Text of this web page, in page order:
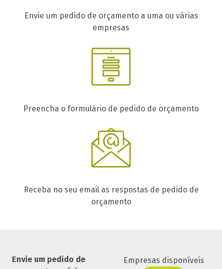
Envie um pedido de orçamento a uma ou várias
empresas
Preencha o formulário de pedido de orçamento
Receba no seu email as respostas de pedido de
orçamento
Envie um pedido de
Empresas disponíveis